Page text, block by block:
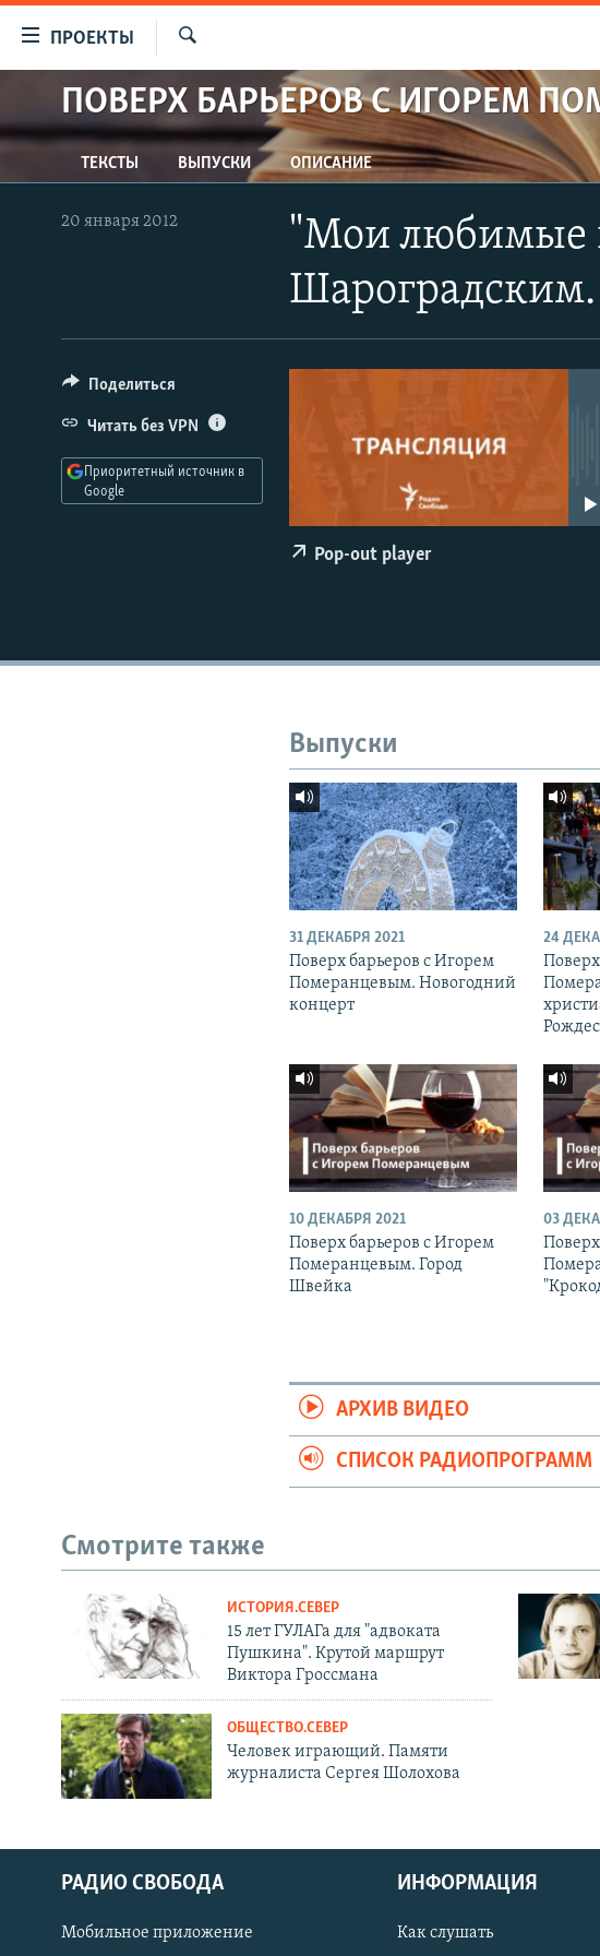
упрощенного
доступа
Вернуться
к
основному
Вернутся
ПРОЕКТЫ
ПРОГРАММЫ
ПОДКАСТЫ
АВТОРСКИЕ ПРОЕКТЫ
ЦИТАТЫ СВОБОДЫ
IDEL.РЕАЛИИ
КАВКАЗ.РЕАЛИИ
СЕВЕР.РЕАЛИИ
СИБИРЬ.РЕАЛИИ
РАСПИСАНИЕ ВЕЩАНИЯ
СОЦИАЛЬНЫЕ СЕТИ
ПОВЕРХ БАРЬЕРОВ С ИГОРЕМ
ТЕКСТЫ ВЫПУСКИ ОПИСАНИЕ
"Мои любимые
Шароградским.
20 января 2012
Pop-out player
Поделиться
Читать без VPN
Приоритетный источник в
Google
Выпуски
31 ДЕКАБРЯ 2021
Поверх барьеров с Игорем
Померанцевым. Новогодний
концерт
24
10 ДЕКАБРЯ 2021
Поверх барьеров с Игорем
Померанцевым. Город
Швейка
03
АРХИВ ВИДЕО
СПИСОК РАДИОПРОГРАММ
Смотрите также
ИСТОРИЯ.СЕВЕР
15 лет ГУЛАГа для "адвоката
Пушкина". Крутой маршрут
Виктора Гроссмана
ОБЩЕСТВО.СЕВЕР
Человек играющий. Памяти
журналиста Сергея Шолохова
РАДИО СВОБОДА
Мобильное приложение
ИНФОРМАЦИЯ
Как слушать